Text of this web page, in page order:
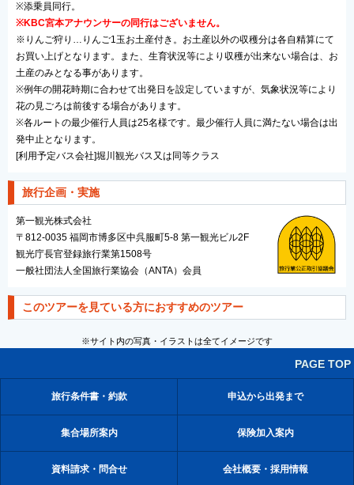
※添乗員同行。
※KBC宮本アナウンサーの同行はございません。
※りんご狩り…りんご1玉お土産付き。お土産以外の収穫分は各自精算にて
お買い上げとなります。また、生育状況等により収穫が出来ない場合は、お
土産のみとなる事があります。
※例年の開花時期に合わせて出発日を設定していますが、気象状況等により
花の見ごろは前後する場合があります。
※各ルートの最少催行人員は25名様です。最少催行人員に満たない場合は出
発中止となります。
[利用予定バス会社]堀川観光バス又は同等クラス
旅行企画・実施
第一観光株式会社
〒812-0035 福岡市博多区中呉服町5-8 第一観光ビル2F
観光庁長官登録旅行業第1508号
一般社団法人全国旅行業協会（ANTA）会員
このツアーを見ている方におすすめのツアー
PAGE TOP
※サイト内の写真・イラストは全てイメージです
旅行条件書・約款 申込から出発まで
集合場所案内 保険加入案内
資料請求・問合せ 会社概要・採用情報